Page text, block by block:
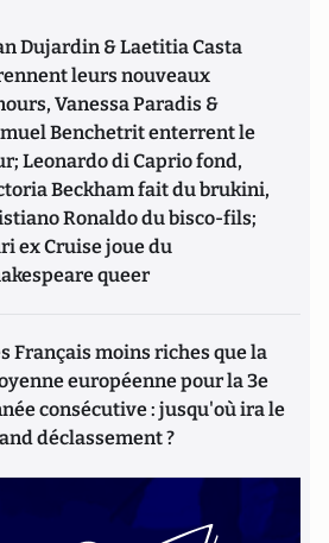
Dujardin & Laetitia Casta
leurs nouveaux
Vanessa Paradis &
Benchetrit enterrent le
Leonardo di Caprio fond,
Beckham fait du brukini,
Ronaldo du bisco-fils;
ex Cruise joue du
queer
Français moins riches que la
européenne pour la 3e
consécutive : jusqu'où ira le
déclassement ?